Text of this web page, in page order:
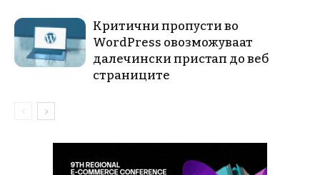
Критични пропусти во
WordPress овозможуваат
далечински пристап до веб
страниците